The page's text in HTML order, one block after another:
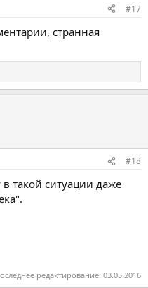
#17
странная
#18
такой ситуации даже
редактирование: 03.05.2016